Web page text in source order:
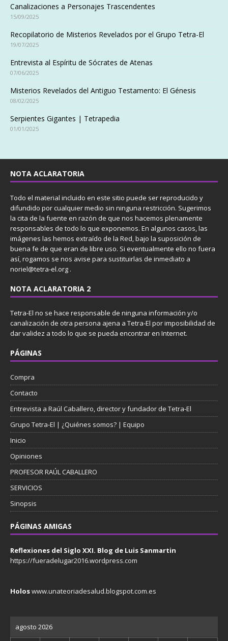
Canalizaciones a Personajes Trascendentes
15/09/2025
Recopilatorio de Misterios Revelados por el Grupo Tetra-El
19/07/2025
Entrevista al Espíritu de Sócrates de Atenas
07/06/2025
Misterios Revelados del Antiguo Testamento: El Génesis
08/02/2025
Serpientes Gigantes | Tetrapedia
01/01/2025
NOTA ACLARATORIA
Todo el material incluido en este sitio puede ser reproducido y
difundido por cualquier medio sin ninguna restricción. Sugerimos
la cita de la fuente en razón de que nos hacemos plenamente
responsables de todo lo que exponemos. En algunos casos, las
imágenes las hemos extraído de la Red, bajo la suposición de
buena fe de que eran de libre uso. Si eventualmente ello no fuera
así, rogamos se nos avise para sustituirlas de inmediato a
noriel@tetra-el.org .
NOTA ACLARATORIA 2
Tetra-El no se hace responsable de ninguna información y/o
canalización de otra persona ajena a Tetra-El por imposibilidad de
dar validez a todo lo que se pueda encontrar en Internet.
PÁGINAS
Compra
Contacto
Entrevista a Raúl Caballero, director y fundador de Tetra-El
Grupo Tetra-El | ¿Quiénes somos? | Equipo
Inicio
Opiniones
PROFESOR RAÚL CABALLERO
SERVICIOS
Sinopsis
PÁGINAS AMIGAS
Reflexiones del Siglo XXI. Blog de Luis Sanmartin
https://fueradelugar2016.wordpress.com
Holoswww.unateoriadesalud.blogspot.com.es
agosto 2026